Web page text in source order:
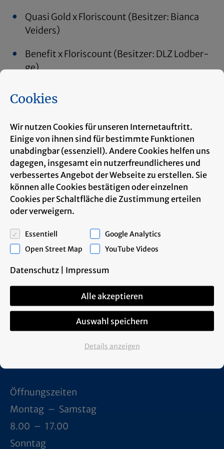
Quasi Gold x Flo­ris­count (Be­sit­zer: Bi­an­ca
Vei­ders)
Be­ne­fit x Flo­ris­count (Be­sit­zer: DLZ Lod­ber­
ge)
Wir gra­tu­lie­ren den Züch­tern und Be­sit­zern zu
die­sem Er­folg.
Hengststation und
Ausbildungsstall Holtwiesche
Öffnungszeiten
Montag – Samstag
8.00 – 17.00
Sonntag
Cookies
Wir nutzen Cookies für unseren Internetauftritt.
Einige von ihnen sind für bestimmte Funktionen
unabdingbar (essenziell). Andere Cookies helfen uns
dagegen, insgesamt ein nutzerfreundlicheres und
verbessertes Angebot der Webseite zu erstellen. Sie
können alle Cookies bestätigen oder einzelnen
Cookies per Schaltfläche die Zustimmung erteilen
oder verweigern.
Essentiell
Google Analytics
Open Street Map
YouTube Videos
Datenschutz Impressum
Alle akzeptieren
Auswahl speichern
Details anzeigen